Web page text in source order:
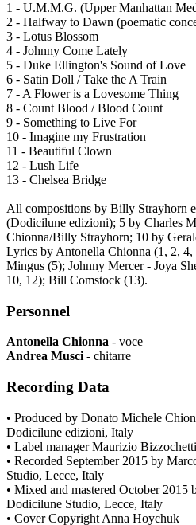
1 - U.M.M.G. (Upper Manhattan
2 - Halfway to Dawn (poematic
3 - Lotus Blossom
4 - Johnny Come Lately
5 - Duke Ellington's Sound of Love
6 - Satin Doll / Take the A Train
7 - A Flower is a Lovesome Thing
8 - Count Blood / Blood Count
9 - Something to Live For
10 - Imagine my Frustration
11 - Beautiful Clown
12 - Lush Life
13 - Chelsea Bridge
All compositions by Billy Strayhorn
(Dodicilune edizioni); 5 by Charles
Chionna/Billy Strayhorn; 10 by
Lyrics by Antonella Chionna (1, 2, 4,
Mingus (5); Johnny Mercer - Joya
10, 12); Bill Comstock (13).
Personnel
Antonella Chionna - voce
Andrea Musci- chitarre
Recording Data
• Produced by Donato Michele
Dodicilune edizioni, Italy
• Label manager Maurizio
• Recorded September 2015 by
Studio, Lecce, Italy
• Mixed and mastered October 2015
Dodicilune Studio, Lecce, Italy
• Cover Copyright Anna Hoychuk